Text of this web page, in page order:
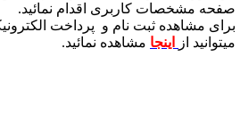
مشخصات کاربری اقدام نمائید.
مشاهده ثبت نام و پرداخت
از
اینجامشاهده نمائید.